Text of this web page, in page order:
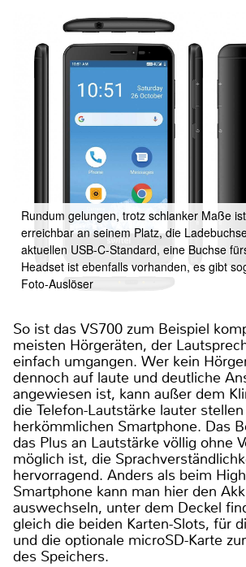
Rundum gelungen, trotz schlanker Maße
erreichbar an seinem Platz, die
aktuellen USB-C-Standard, eine Buchse
Headset ist ebenfalls vorhanden, es gibt
Foto-Auslöser
So ist das VS700 zum Beispiel
meisten Hörgeräten, der
einfach umgangen. Wer kein
dennoch auf laute und deutliche
angewiesen ist, kann außer dem
die Telefon-Lautstärke lauter
herkömmlichen Smartphone. Das
das Plus an Lautstärke völlig ohne
möglich ist, die
hervorragend. Anders als beim
Smartphone kann man hier den
auswechseln, unter dem Deckel
gleich die beiden Karten-Slots, für
und die optionale microSD-Karte
des Speichers.